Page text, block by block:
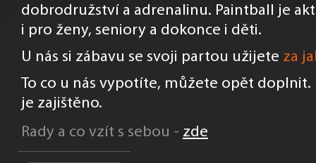
dobrodružství a adrenalinu. Paintball je
i pro ženy, seniory a dokonce i děti.
U nás si zábavu se svoji partou užijete za
To co u nás vypotíte, můžete opět
je zajištěno.
Rady a co vzít s sebou - zde